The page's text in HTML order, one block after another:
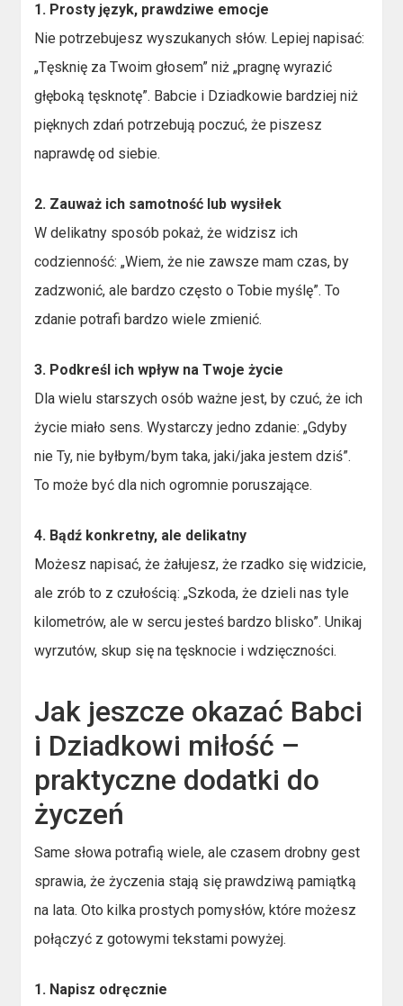
1. Prosty język, prawdziwe emocje
Nie potrzebujesz wyszukanych słów. Lepiej napisać:
„Tęsknię za Twoim głosem” niż „pragnę wyrazić
głęboką tęsknotę”. Babcie i Dziadkowie bardziej niż
pięknych zdań potrzebują poczuć, że piszesz
naprawdę od siebie.
2. Zauważ ich samotność lub wysiłek
W delikatny sposób pokaż, że widzisz ich
codzienność: „Wiem, że nie zawsze mam czas, by
zadzwonić, ale bardzo często o Tobie myślę”. To
zdanie potrafi bardzo wiele zmienić.
3. Podkreśl ich wpływ na Twoje życie
Dla wielu starszych osób ważne jest, by czuć, że ich
życie miało sens. Wystarczy jedno zdanie: „Gdyby
nie Ty, nie byłbym/bym taka, jaki/jaka jestem dziś”.
To może być dla nich ogromnie poruszające.
4. Bądź konkretny, ale delikatny
Możesz napisać, że żałujesz, że rzadko się widzicie,
ale zrób to z czułością: „Szkoda, że dzieli nas tyle
kilometrów, ale w sercu jesteś bardzo blisko”. Unikaj
wyrzutów, skup się na tęsknocie i wdzięczności.
Jak jeszcze okazać Babci
i Dziadkowi miłość –
praktyczne dodatki do
życzeń
Same słowa potrafią wiele, ale czasem drobny gest
sprawia, że życzenia stają się prawdziwą pamiątką
na lata. Oto kilka prostych pomysłów, które możesz
połączyć z gotowymi tekstami powyżej.
1. Napisz odręcznie